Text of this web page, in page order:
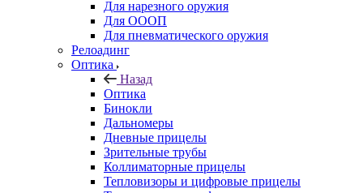
Для нарезного оружия
Для ОООП
Для пневматического оружия
Релоадинг
Оптика
Назад
Оптика
Бинокли
Дальномеры
Дневные прицелы
Зрительные трубы
Коллиматорные прицелы
Тепловизоры и цифровые прицелы